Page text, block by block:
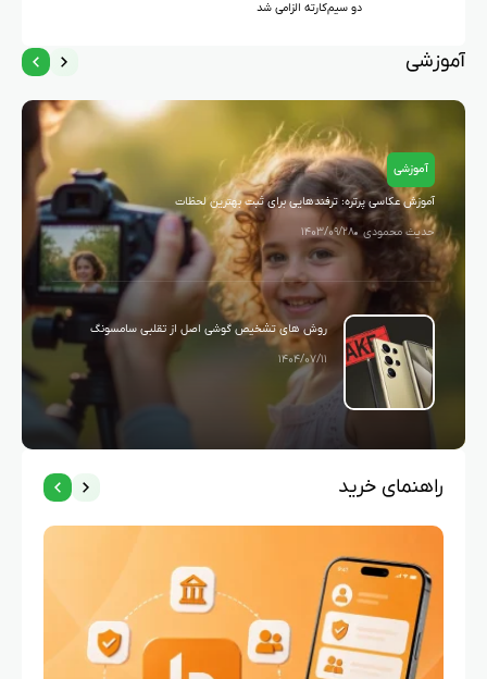
دو سیم‌کارته الزامی شد
آموزشی
آموزشی
آموزش عکاسی پرتره: ترفندهایی برای ثبت بهترین لحظات
حدیث محمودی ۱۴۰۳/۰۹/۲۸
روش های تشخیص گوشی اصل از تقلبی سامسونگ
۱۴۰۴/۰۷/۱۱
راهنمای خرید